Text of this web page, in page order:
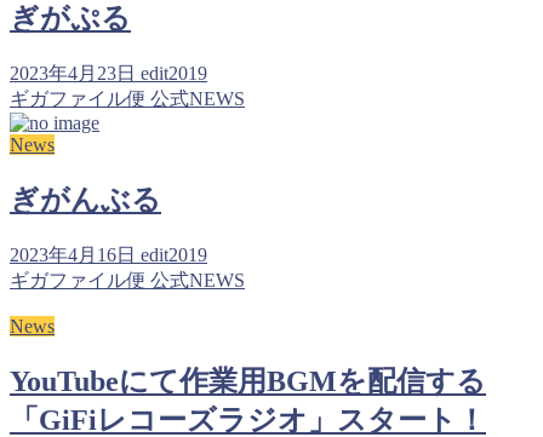
ぎがぷる
2023年4月23日 edit2019
ギガファイル便 公式NEWS
News
ぎがんぶる
2023年4月16日 edit2019
ギガファイル便 公式NEWS
News
YouTubeにて作業用BGMを配信する
「GiFiレコーズラジオ」スタート！